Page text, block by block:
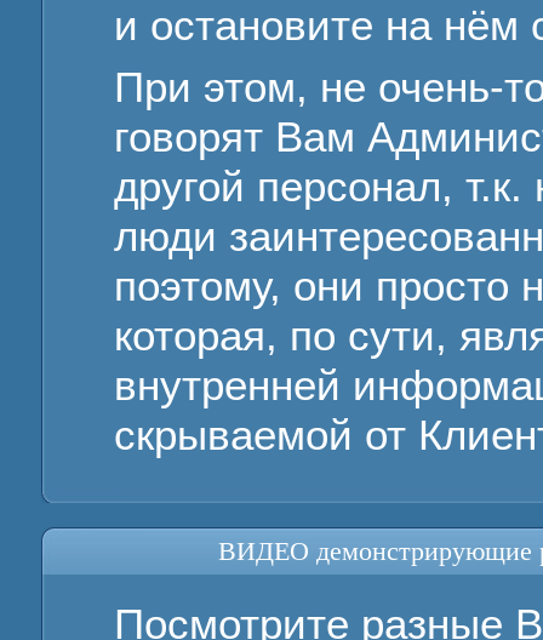
и остановите на нём
При этом, не очень-
говорят Вам
другой персонал,
люди
поэтому, они просто
которая, по сути,
внутренней
скрываемой от
ВИДЕО демонстрирующие
Посмотрите разные